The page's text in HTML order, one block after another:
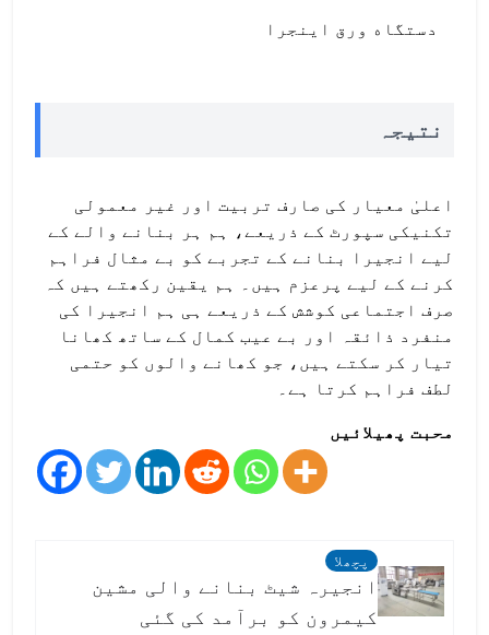
دستگاه ورق اینجرا
نتیجہ
اعلیٰ معیار کی صارف تربیت اور غیر معمولی
تکنیکی سپورٹ کے ذریعے، ہم ہر بنانے والے کے
لیے انجیرا بنانے کے تجربے کو بے مثال فراہم
کرنے کے لیے پرعزم ہیں۔ ہم یقین رکھتے ہیں کہ
صرف اجتماعی کوشش کے ذریعے ہی ہم انجیرا کی
منفرد ذائقہ اور بے عیب کمال کے ساتھ کھانا
تیار کر سکتے ہیں، جو کھانے والوں کو حتمی
لطف فراہم کرتا ہے۔
محبت پھیلائیں
پچھلا
انجیرہ شیٹ بنانے والی مشین
کیمرون کو برآمد کی گئی